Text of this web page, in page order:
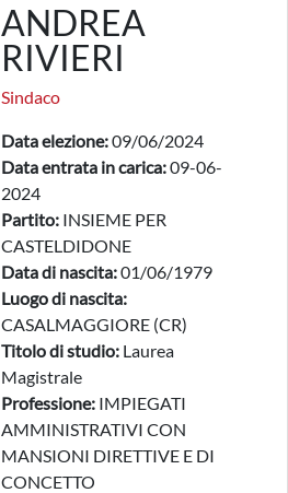
ANDREA
RIVIERI
Sindaco
Data elezione:09/06/2024
Data entrata in carica:09-06-
2024
Partito: INSIEME PER
CASTELDIDONE
Data di nascita:01/06/1979
Luogo di nascita:
CASALMAGGIORE (CR)
Titolo di studio: Laurea
Magistrale
Professione: IMPIEGATI
AMMINISTRATIVI CON
MANSIONI DIRETTIVE E DI
CONCETTO